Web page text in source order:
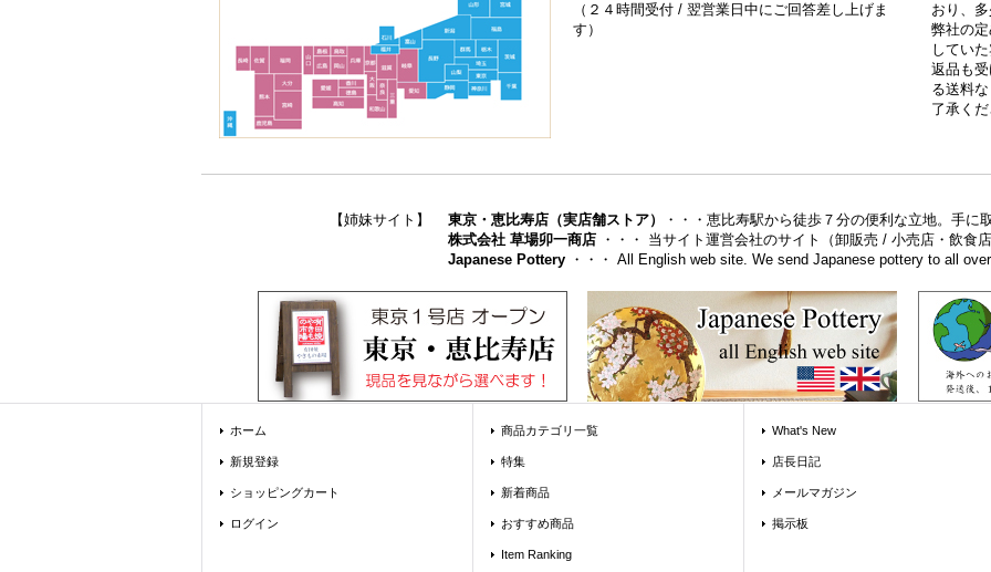
（２４時間受付 / 翌営業日中にご回答差し上げま
す）
おり、
弊社の
してい
返品も
る送料
了承く
【姉妹サイト】 東京・恵比寿店（実店舗ストア）
・・・恵比寿駅から徒歩７分の便利な立地。手に
株式会社 草場卯一商店 ・・・ 当サイト運営会社のサイト（卸販売 / 小売店・飲
Japanese Pottery ・・・ All English web site. We send Japanese pottery to all
ホーム
新規登録
ショッピングカート
ログイン
商品カテゴリ一覧
特集
新着商品
おすすめ商品
Item Ranking
What's New
店長日記
メールマガジン
掲示板